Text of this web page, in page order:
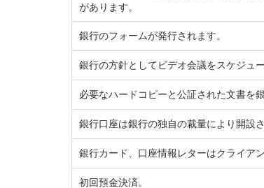
があります。
銀行のフォームが発行されます。
銀行の方針としてビデオ会議をスケジュー
必要なハードコピーと公証された文書を
銀行口座は銀行の独自の裁量により開設さ
銀行カード、口座情報レターはクライア
初回預金決済。